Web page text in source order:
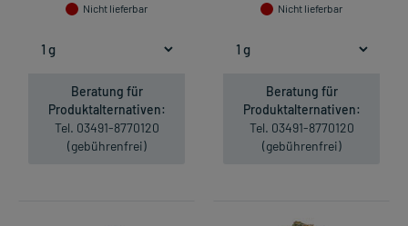
Nicht lieferbar
Beratung für
Produktalternativen:
Tel. 03491-8770120
(gebührenfrei)
Nicht lieferbar
Beratung für
Produktalternativen:
Tel. 03491-8770120
(gebührenfrei)